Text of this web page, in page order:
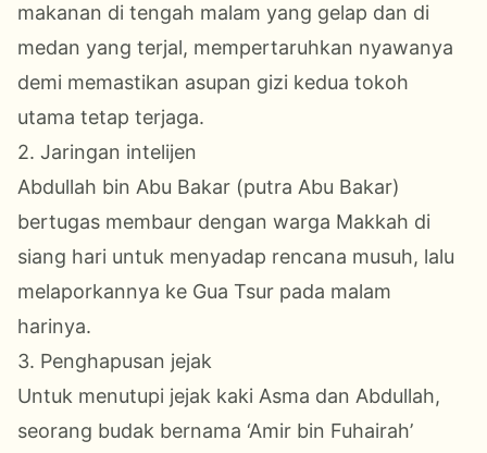
makanan di tengah malam yang gelap dan di
medan yang terjal, mempertaruhkan nyawanya
demi memastikan asupan gizi kedua tokoh
utama tetap terjaga.
2. Jaringan intelijen
Abdullah bin Abu Bakar (putra Abu Bakar)
bertugas membaur dengan warga Makkah di
siang hari untuk menyadap rencana musuh, lalu
melaporkannya ke Gua Tsur pada malam
harinya.
3. Penghapusan jejak
Untuk menutupi jejak kaki Asma dan Abdullah,
seorang budak bernama ‘Amir bin Fuhairah’